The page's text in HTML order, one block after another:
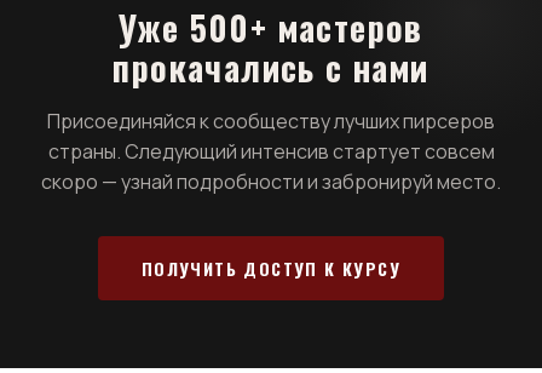
Уже 500+ мастеров
прокачались с нами
Присоединяйся к сообществу лучших пирсеров
страны. Следующий интенсив стартует совсем
скоро — узнай подробности и забронируй место.
ПОЛУЧИТЬ ДОСТУП К КУРСУ